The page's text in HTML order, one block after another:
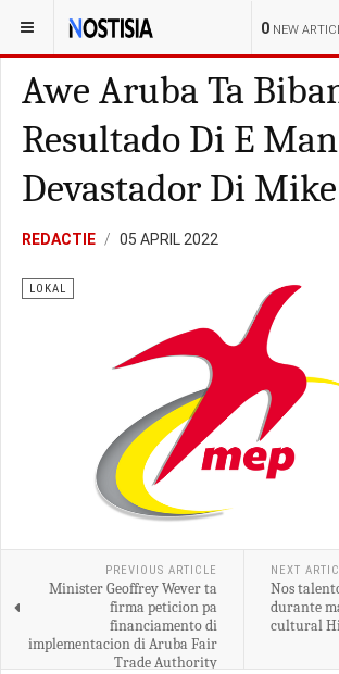
0 NEW
YOU ARE HERE: ARUBA
Awe Aruba Ta
Resultado Di E
Devastador Di
REDACTIE 05 APRIL 2022
LOKAL
PREVIOUS ARTICLE
Minister Geoffrey Wever ta
firma peticion pa
financiamento di
implementacion di Aruba Fair
Trade Authority
NEXT
Nos
durante
cultural